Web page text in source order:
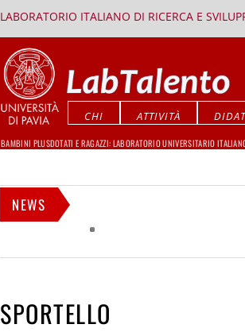
LABORATORIO ITALIANO DI RICERCA E
BAMBINI PLUSDOTATI E RAGAZZI: LABORATORIO UNIVERSITARIO
CHI ATTIVITÀ
NEWS
SPORTELLO